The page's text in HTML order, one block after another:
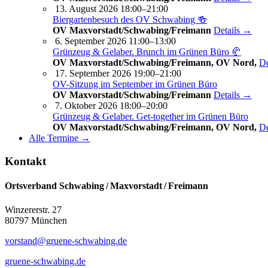
13. August 2026 18:00–21:00
Biergartenbesuch des OV Schwabing 🍻
OV Maxvorstadt/Schwabing/Freimann Details →
6. September 2026 11:00–13:00
Grünzeug & Gelaber. Brunch im Grünen Büro 🥐
OV Maxvorstadt/Schwabing/Freimann, OV Nord,
17. September 2026 19:00–21:00
OV-Sitzung im September im Grünen Büro
OV Maxvorstadt/Schwabing/Freimann Details →
7. Oktober 2026 18:00–20:00
Grünzeug & Gelaber. Get-to­ge­ther im Grünen Büro
OV Maxvorstadt/Schwabing/Freimann, OV Nord,
Alle Termine →
Kontakt
Ortsverband Schwabing / Maxvorstadt ⁠/ Freimann
Winzererstr. 27
80797 München
vorstand@gruene-schwabing.de
gruene-schwabing.de